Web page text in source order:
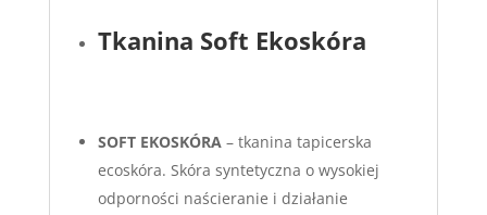
Tkanina Soft Ekoskóra
SOFT EKOSKÓRA– tkanina tapicerska
ecoskóra. Skóra syntetyczna o wysokiej
odporności naścieranie i działanie